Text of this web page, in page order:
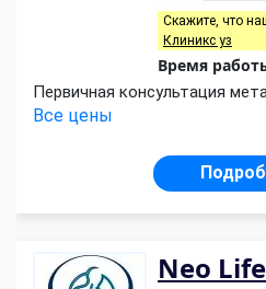
Скажите, что
Клиникс уз
Время
Первичная консультация
Все цены
Neo